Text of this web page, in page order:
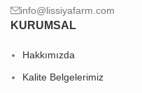
info@lissiyafarm.com
KURUMSAL
Hakkımızda
Kalite Belgelerimiz